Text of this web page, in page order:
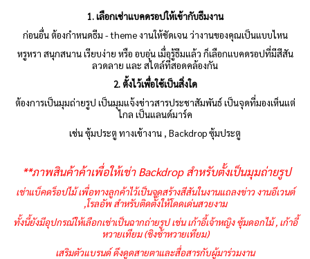
1. เลือกเช่าแบคดรอปให้เข้ากับธีมงาน
ก่อนอื่น ต้องกำหนดธีม - theme งานให้ชัดเจน ว่างานของคุณเป็นแบบไหน
หรูหรา สนุกสนาน เรียบง่าย หรือ อบอุ่น เมื่อรู้ธีมแล้ว ก็เลือกแบคดรอปที่มีสีสัน
ลวดลาย และ สไตล์ที่สอดคล้องกัน
2. ตั้งไว้เพื่อใช้เป็นสิ่งใด
ต้องการเป็นมุมถ่ายรูป เป็นมุมแจ้งข่าวสารประชาสัมพันธ์ เป็นจุดที่มองเห็นแต่
ไกล เป็นแลนด์มาร์ค
เช่น ซุ้มประตู ทางเข้างาน , Backdrop ซุ้มประตู
**ภาพสินค้าค้าเพื่อให้เช่า Backdrop สำหรับตั้งเป็นมุมถ่ายรูป
เช่าแบ็คดร็อปไม้ เพื่อทางลูกค้าไว้เป็นจุดสร้างสีสันในงานแถลงข่าว งานอีเวนต์
,โรลอัพ สำหรับติดตั้งให้โดดเด่นสวยงาม
ทั้งนี้ยังมีอุปกรณ์ให้เลือกเช่าเป็นฉากถ่ายรูป เช่น เก้าอี้เจ้าหญิง ซุ้มดอกไม้ , เก้าอี้
หวายเทียม (ชิงช้าหวายเทียม)
เสริมตัวแบรนด์ ดึงดูดสายตาและสื่อสารกับผู้มาร่วมงาน